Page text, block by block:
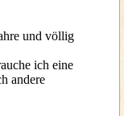
und völlig
ich eine
andere